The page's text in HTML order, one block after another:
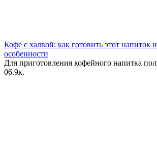
Кофе с халвой: как готовить этот напиток
особенности
Для приготовления кофейного напитка
06.9к.